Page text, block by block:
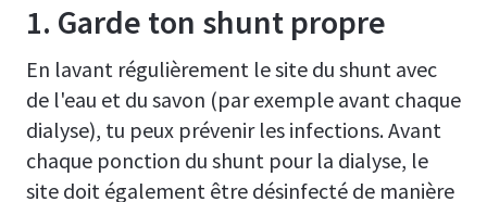
1. Garde ton shunt propre
En lavant régulièrement le site du shunt avec
de l'eau et du savon (par exemple avant chaque
dialyse), tu peux prévenir les infections. Avant
chaque ponction du shunt pour la dialyse, le
site doit également être désinfecté de manière